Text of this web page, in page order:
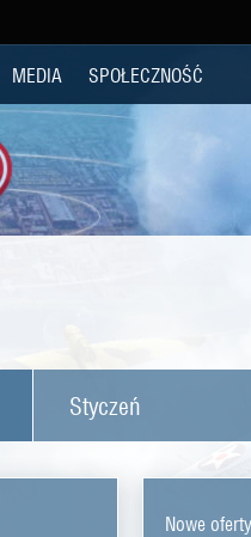
MEDIA SPOŁECZNOŚĆ
Styczeń
Nowe